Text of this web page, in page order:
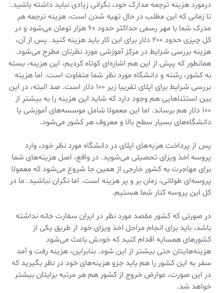
درمورد هزینه ترجمه مدارک خود، نگرانی زیادی نباید داشته باشید.
تا زمانی که این مطلب در حال تهیه شدن است، هزینه ترجمه هر
مدرک شما با مهر رسمی حداکثر حدود ۶۰ هزار تومان می‌شود و در
کل چیزی حدود ۲۰۰ دلار برای این کار باید هزینه کنید. پس از آن،
هزینه بررسی شرایط در مرکز آموزشی مورد نظرتان مطرح می‌شود.
همانطور که پیش از این هم اشاره‌ای کوتاه کردیم، این هزینه، بسته
به کشور، رشته و دانشگاه مورد نظر شما متفاوت است. اما هزینه
بررسی شرایط برای اپلای تقریبا زیر ۱۰۰ دلار است. صد البته، در این
بین استثناهایی هم وجود دارد که شاید این هزینه را به بیشتر از
۱۰۰ دلار هم برساند. اما این معمولا شامل موسسه‌های آموزشی یا
دانشگاه‌های بسیار سطح بالا و معروف هر کشور می‌شود.
پس از پرداخت هزیه‌های اپلای در دانشگاه مورد نظر خود، وارد
پروسه اخذ ویزای تحصیلی می‌شوید. در واقع، اصل هزینه‌های شما
برای مهاجرت به کشور خارجی از همین جا شروع می‌شود که معمولا
پروسه‌ای طولانی، زمان بر و پر هزینه است. اما نگران نباشید. ما در
کل این پروسه کنار شما هستیم.
در صورتی که کشور مقصد مورد نظر در ایران سفارت خانه نداشته
باشد، باید برای انجام مراحل اخذ ویزای خود از طریق یکی از
کشورهای همسایه اقدام کنید که خودش باعث می‌شود
هزینه‌هایتان حتی بیشتر از این شود. بنابراین، هزینه رفت و آمد
سفر به این کشور را هم باید جزو هزینه‌های خود در نظر بگیرید که
در این صورت، عوارض خروج از کشور هم هر مرتبه برایتان بیشتر
خواهد شد.